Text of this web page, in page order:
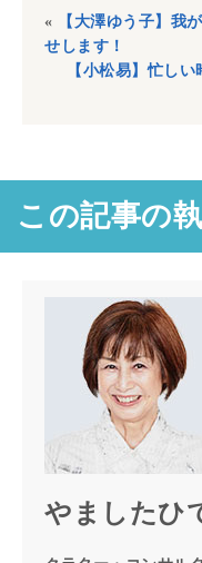
«
【大澤ゆう子】我
せします！
【小松易】忙し
この記事の
やましたひ